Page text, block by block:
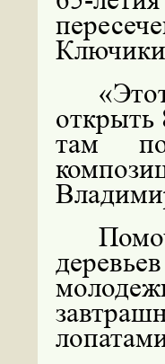
открыть
там